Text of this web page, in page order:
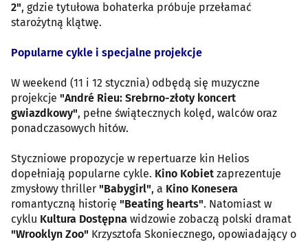
2", gdzie tytułowa bohaterka próbuje przełamać
starożytną klątwę.
Popularne cykle i specjalne projekcje
W weekend (11 i 12 stycznia) odbędą się muzyczne
projekcje "André Rieu: Srebrno-złoty koncert
gwiazdkowy", pełne świątecznych kolęd, walców oraz
ponadczasowych hitów.
Styczniowe propozycje w repertuarze kin Helios
dopełniają popularne cykle. Kino Kobiet zaprezentuje
zmysłowy thriller "Babygirl", a Kino Konesera
romantyczną historię "Beating hearts". Natomiast w
cyklu Kultura Dostępna widzowie zobaczą polski dramat
"Wrooklyn Zoo" Krzysztofa Skoniecznego, opowiadający o